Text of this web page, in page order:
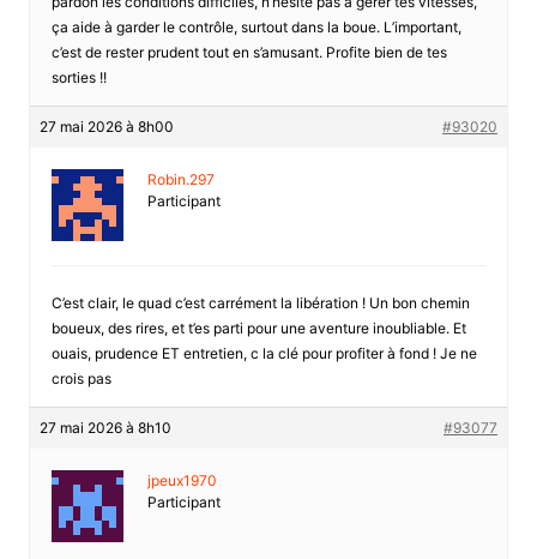
ça aide à garder le contrôle, surtout dans la boue. L’important,
c’est de rester prudent tout en s’amusant. Profite bien de tes
sorties !!
27 mai 2026 à 8h00 #93020
Robin.297
Participant
C’est clair, le quad c’est carrément la libération ! Un bon chemin
boueux, des rires, et t’es parti pour une aventure inoubliable. Et
ouais, prudence ET entretien, c la clé pour profiter à fond ! Je ne
crois pas
27 mai 2026 à 8h10 #93077
jpeux1970
Participant